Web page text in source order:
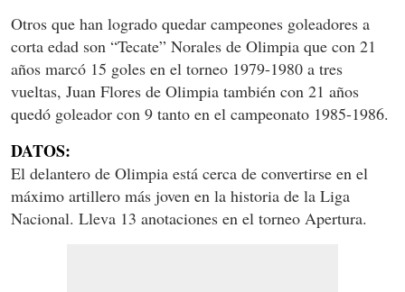
Otros que han logrado quedar campeones goleadores a
corta edad son “Tecate” Norales de Olimpia que con 21
años marcó 15 goles en el torneo 1979-1980 a tres
vueltas, Juan Flores de Olimpia también con 21 años
quedó goleador con 9 tanto en el campeonato 1985-1986.
DATOS:
El delantero de Olimpia está cerca de convertirse en el
máximo artillero más joven en la historia de la Liga
Nacional. Lleva 13 anotaciones en el torneo Apertura.